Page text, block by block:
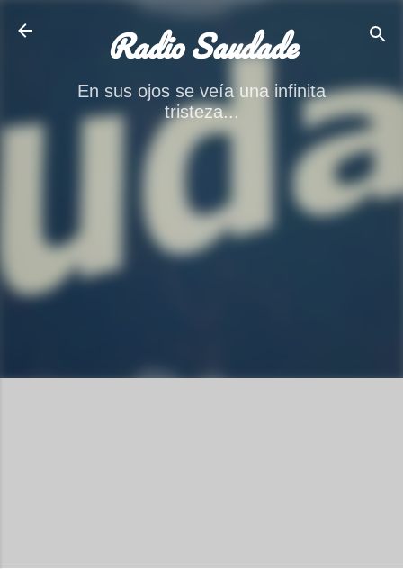
Radio Saudade
En sus ojos se veía una infinita
tristeza...